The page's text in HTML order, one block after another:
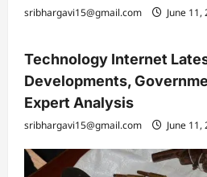
sribhargavi15@gmail.com June 11,
Technology Internet
Developments,
Expert Analysis
sribhargavi15@gmail.com June 11,